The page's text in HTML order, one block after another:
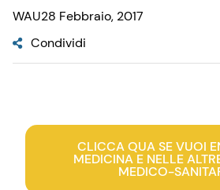
WAU28 Febbraio, 2017
Condividi
CLICCA QUA SE VUOI
MEDICINA E NELLE
MEDICO-